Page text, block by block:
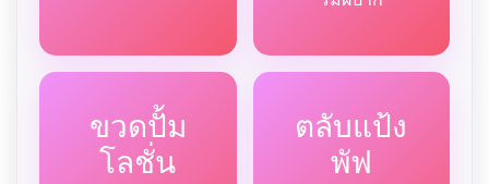
ขวดปั้ม
โลชั่น
ตลับแป้ง
พัฟ